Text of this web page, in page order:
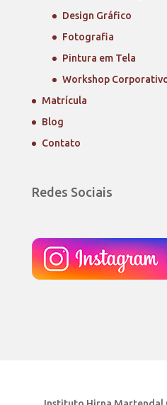
Design Gráfico
Fotografia
Pintura em Tela
Workshop
Matrícula
Blog
Contato
Redes Sociais